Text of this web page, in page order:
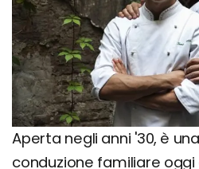
Aperta negli anni '30, è
conduzione familiare